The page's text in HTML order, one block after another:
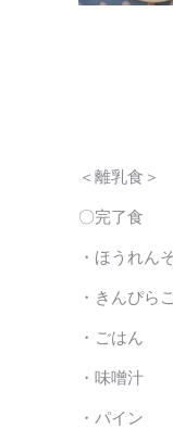
＜離乳食＞
〇完了食
・ほうれん
・きんぴら
・ごはん
・味噌汁
・パイン